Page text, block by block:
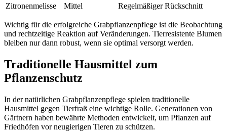
Zitronenmelisse
Mittel Regelmäßiger Rückschnitt
Wichtig für die erfolgreiche Grabpflanzenpflege ist die Beobachtung
und rechtzeitige Reaktion auf Veränderungen. Tierresistente Blumen
bleiben nur dann robust, wenn sie optimal versorgt werden.
Traditionelle Hausmittel zum
Pflanzenschutz
In der natürlichen Grabpflanzenpflege spielen traditionelle
Hausmittel gegen Tierfraß eine wichtige Rolle. Generationen von
Gärtnern haben bewährte Methoden entwickelt, um Pflanzen auf
Friedhöfen vor neugierigen Tieren zu schützen.